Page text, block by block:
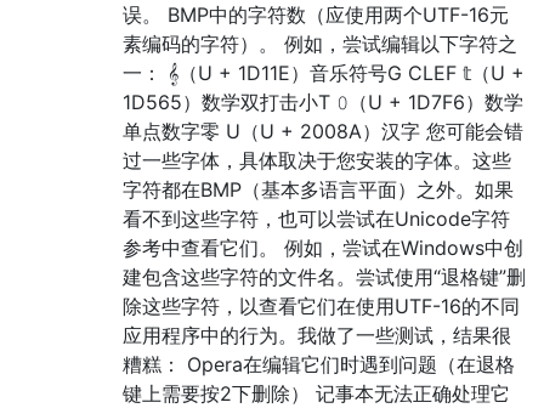
误。 BMP中的字符数（应使用两个UTF-16元
素编码的字符）。 例如，尝试编辑以下字符之
一： 𝄞（U + 1D11E）音乐符号G CLEF 𝕥（U +
1D565）数学双打击小T 𝟶（U + 1D7F6）数学
单点数字零 U（U + 2008A）汉字 您可能会错
过一些字体，具体取决于您安装的字体。这些
字符都在BMP（基本多语言平面）之外。如果
看不到这些字符，也可以尝试在Unicode字符
参考​​中查看它们。 例如，尝试在Windows中创
建包含这些字符的文件名。尝试使用“退格键”删
除这些字符，以查看它们在使用UTF-16的不同
应用程序中的行为。我做了一些测试，结果很
糟糕： Opera在编辑它们时遇到问题（在退格
键上需要按2下删除） 记事本无法正确处理它